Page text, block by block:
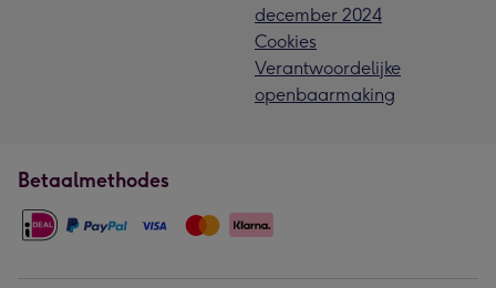
december 2024
Cookies
Verantwoordelijke
openbaarmaking
Betaalmethodes